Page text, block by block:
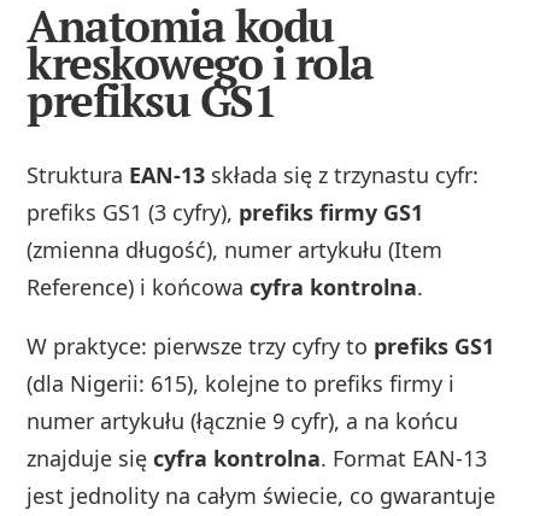
Anatomia kodu
kreskowego i rola
prefiksu GS1
Struktura EAN-13 składa się z trzynastu cyfr:
prefiks GS1 (3 cyfry), prefiks firmy GS1
(zmienna długość), numer artykułu (Item
Reference) i końcowacyfra kontrolna.
W praktyce: pierwsze trzy cyfry to prefiks GS1
(dla Nigerii: 615), kolejne to prefiks firmy i
numer artykułu (łącznie 9 cyfr), a na końcu
znajduje sięcyfra kontrolna. Format EAN-13
jest jednolity na całym świecie, co gwarantuje